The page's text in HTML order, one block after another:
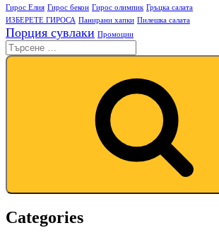
Гирос Елия Гирос бекон Гирос олимпик Гръцка салата
ИЗБЕРЕТЕ ГИРОСА Панирани хапки Пилешка салата
Порция сувлаки Промоции
Categories